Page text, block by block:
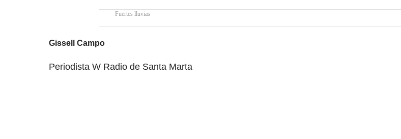
Fuertes lluvias
Gissell Campo
Periodista W Radio de Santa Marta